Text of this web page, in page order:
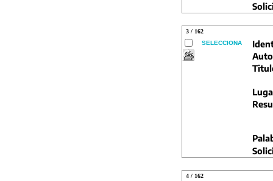
3 / 162
SELECCIONA
4 / 162